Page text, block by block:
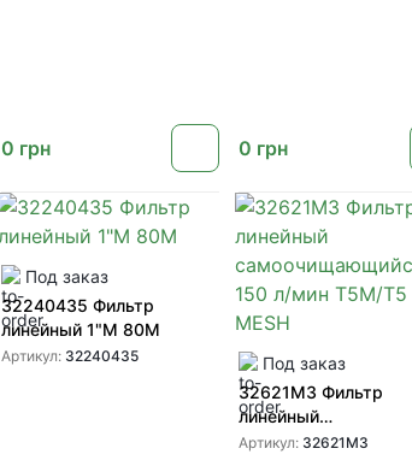
0 грн 0 грн
Под заказ
32240435 Фильтр
линейный 1"М 80М
Артикул: 32240435
Под заказ
32621M3 Фильтр
линейный
самоочищающийся
Артикул: 32621M3